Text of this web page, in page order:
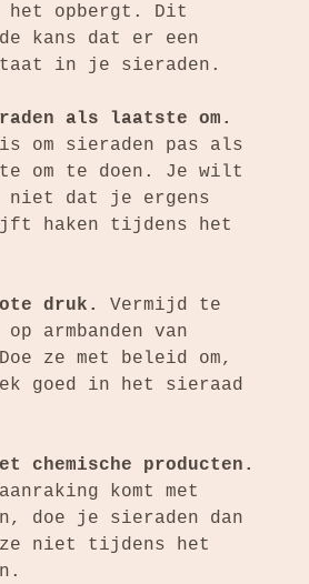
het opbergt. Dit
kans dat er een
in je sieraden.
als laatste om.
om sieraden pas als
om te doen. Je wilt
dat je ergens
haken tijdens het
druk.
Vermijd te
op
armbanden
van
ze met beleid om,
goed in het sieraad
chemische producten.
komt met
doe je sieraden dan
niet tijdens het